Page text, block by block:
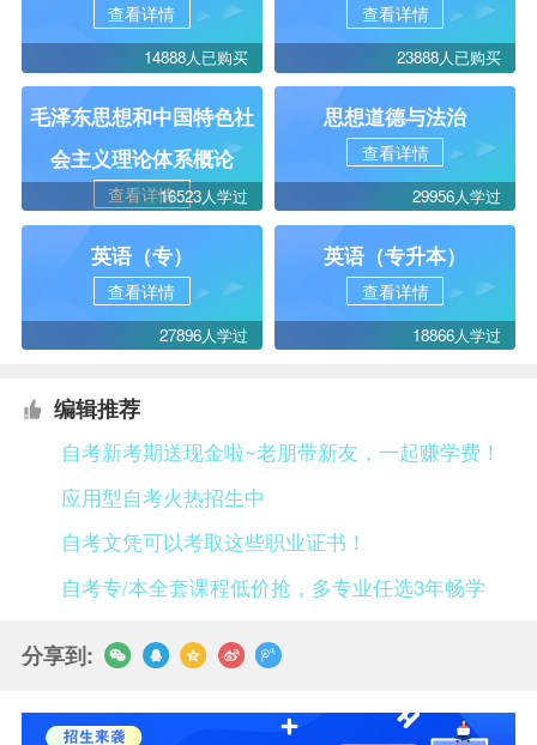
查看详情
14888人已购买
查看详情
23888人已购买
毛泽东思想和中国特色社
会主义理论体系概论
查看详情16523人学过
思想道德与法治
查看详情
29956人学过
英语（专）
查看详情
27896人学过
英语（专升本）
查看详情
18866人学过
编辑推荐
自考新考期送现金啦~老朋带新友，一起赚学费！
应用型自考火热招生中
自考文凭可以考取这些职业证书！
自考专/本全套课程低价抢，多专业任选3年畅学
分享到: